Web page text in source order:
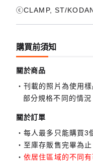
ⓒCLAMP, ST/
購買前須知
關於商品
刊載的照片為使用
部分規格不同的情況
關於訂單
每人最多只能購買3
至庫存販售完畢為止
依居住區域的不同